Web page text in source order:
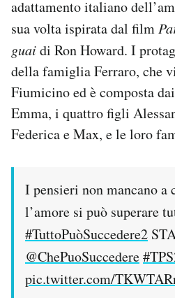
adattamento italiano
sua volta ispirata dal film
guaidi Ron Howard. I
della famiglia Ferraro, che
Fiumicino ed è composta
Emma, i quattro figli
Federica e Max, e le loro
I pensieri non mancano a
l’amore si può superare
#TuttoPuòSuccedere2
@ChePuoSuccedere
pic.twitter.com/